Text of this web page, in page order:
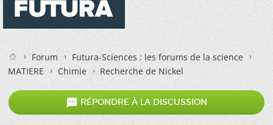
Forum
Futura-Sciences : les forums de la science
MATIERE
Chimie Recherche de Nickel
 RÉPONDRE À LA DISCUSSION